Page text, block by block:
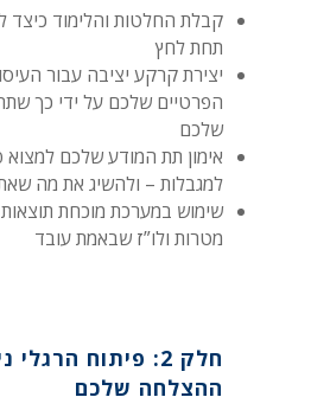
קבלת החלטות והלימוד כיצד
תחת לחץ
יצירת קרקע יציבה עבור
הפרטיים שלכם על ידי כך
שלכם
אימון תת המודע שלכם למצוא
למגבלות – ולהשיג את מה
שימוש במערכת מוכחת תוצאות
מטרות ולו”ז שבאמת עובד
חלק 2: פיתוח
ההצלחה שלכם